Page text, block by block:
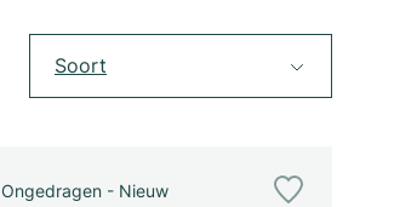
Soort
Ongedragen - Nieuw